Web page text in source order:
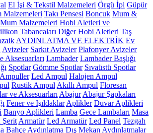
El İşi & Tekstil Malzemeleri Örgü İpi Güpür
Malzemeleri Takı Pensesi Boncuk Mum &
Mum Malzemeleri Hobi Aletleri ve
Tabancaları Diğer Hobi Aletleri Taş
AYDINLATMA VE ELEKTRİK Ev
Avizeler Sarkıt Avizeler Plafonyer Avizeler
Aksesuarları Lambader Lambader Başlığı
Spotlar Gömme Spotlar Sıvaüstü Spotlar
Ampuller Led Ampul Halojen Ampul
Rustik Ampul Akıllı Ampul Floresan
ve Aksesuarları Abajur Abajur Şapkaları
Fener ve Işıldaklar Aplikler Duvar Aplikleri
Banyo Aplikleri Lamba Gece Lambaları Masa
Şerit Armatür Led Armatür Led Panel Tezgah
Bahçe Aydınlatma Dış Mekan Aydınlatmalar